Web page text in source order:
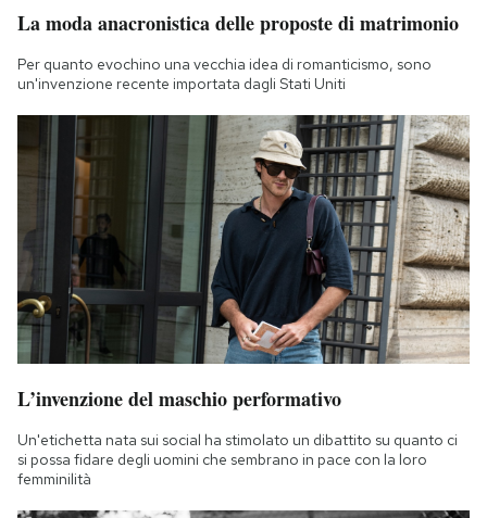
La moda anacronistica delle proposte di matrimonio
Per quanto evochino una vecchia idea di romanticismo, sono
un'invenzione recente importata dagli Stati Uniti
L’invenzione del maschio performativo
Un'etichetta nata sui social ha stimolato un dibattito su quanto ci
si possa fidare degli uomini che sembrano in pace con la loro
femminilità